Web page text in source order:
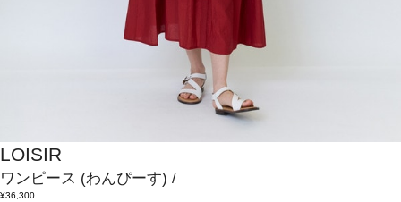
LOISIR
ワンピース (わんぴーす) /
¥36,300